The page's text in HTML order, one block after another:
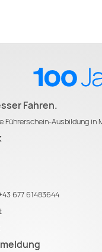
Fahren.
Führerschein-Ausbildung in
677 61483644